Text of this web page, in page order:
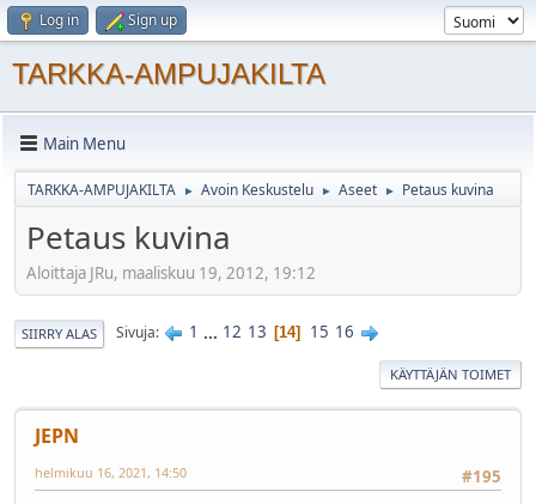
Log in Sign up
TARKKA-AMPUJAKILTA
Main Menu
TARKKA-AMPUJAKILTA ► Avoin Keskustelu ► Aseet ► Petaus kuvina
Petaus kuvina
Aloittaja JRu, maaliskuu 19, 2012, 19:12
SIIRRY ALAS Sivuja 1 ... 12 13 14 15 16
KÄYTTÄJÄN TOIMET
JEPN
#195
helmikuu 16, 2021, 14:50